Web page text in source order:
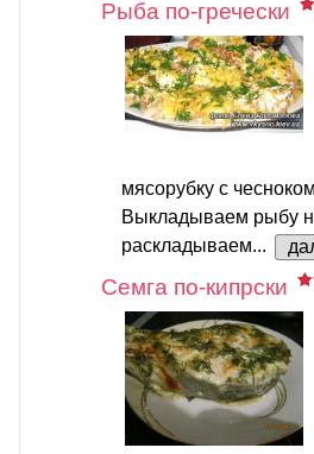
Рыба по-гречески
мясорубку с
Выкладываем рыбу
раскладываем...
Семга по-кипрски